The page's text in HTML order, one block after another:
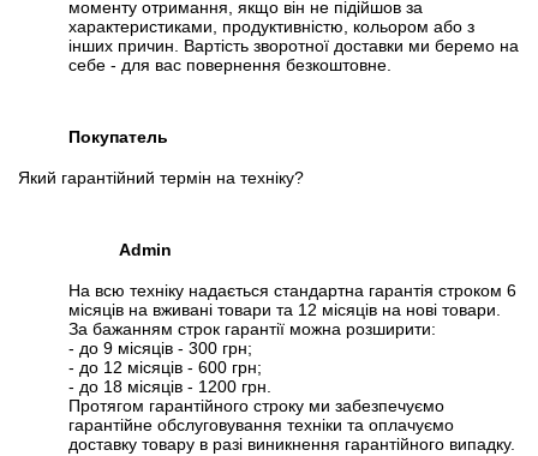
моменту отримання, якщо він не підійшов за
характеристиками, продуктивністю, кольором або з
інших причин. Вартість зворотної доставки ми беремо на
себе - для вас повернення безкоштовне.
Покупатель
Який гарантійний термін на техніку?
Admin
На всю техніку надається стандартна гарантія строком 6
місяців на вживані товари та 12 місяців на нові товари.
За бажанням строк гарантії можна розширити:
- до 9 місяців - 300 грн;
- до 12 місяців - 600 грн;
- до 18 місяців - 1200 грн.
Протягом гарантійного строку ми забезпечуємо
гарантійне обслуговування техніки та оплачуємо
доставку товару в разі виникнення гарантійного випадку.